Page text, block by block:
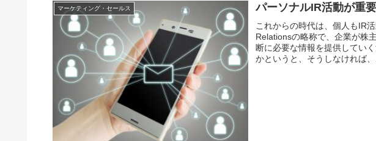
マーケティング・セールス パーソナルIR活動が重
これからの時代は、個人もIR
Relationsの略称で、企業が株
断に必要な情報を提供してい
かというと、そうしなければ、